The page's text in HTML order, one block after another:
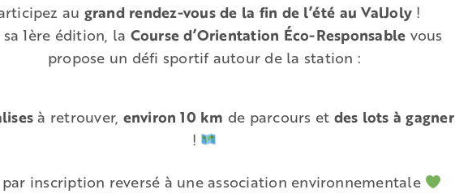
au grand rendez-vous de la fin de l’été au ValJoly !
1ère édition, la Course d’Orientation Éco-Responsable vous
propose un défi sportif autour de la station :
à retrouver, environ 10 km de parcours et des lots à gagner
!
inscription reversé à une association environnementale